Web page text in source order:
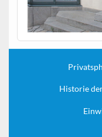
Historie